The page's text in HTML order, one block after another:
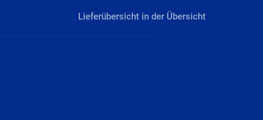
Lieferübersicht in der Übersicht